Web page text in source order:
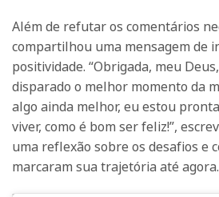
Além de refutar os comentários
compartilhou uma mensagem de
positividade. “Obrigada, meu
disparado o melhor momento da
algo ainda melhor, eu estou
viver, como é bom ser feliz!”,
uma reflexão sobre os desafios e
marcaram sua trajetória até agora.